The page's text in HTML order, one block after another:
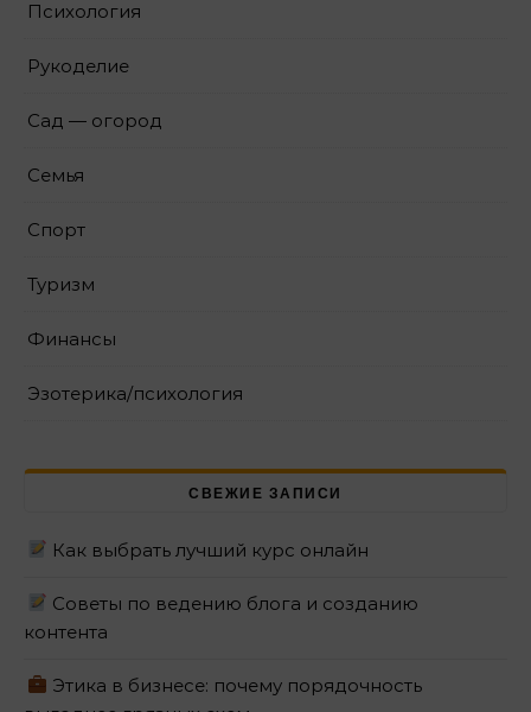
Психология
Рукоделие
Сад — огород
Семья
Спорт
Туризм
Финансы
Эзотерика/психология
СВЕЖИЕ ЗАПИСИ
Как выбрать лучший курс онлайн
Советы по ведению блога и созданию
контента
Этика в бизнесе: почему порядочность